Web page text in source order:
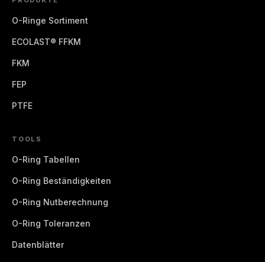
O-Ringe Sortiment
ECOLAST® FFKM
FKM
FEP
PTFE
TOOLS
O-Ring Tabellen
O-Ring Beständigkeiten
O-Ring Nutberechnung
O-Ring Toleranzen
Datenblätter